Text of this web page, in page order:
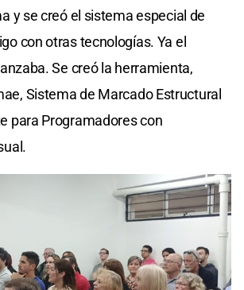
y se creó el sistema especial de
con otras tecnologías. Ya el
Se creó la herramienta,
Sistema de Marcado Estructural
para Programadores con